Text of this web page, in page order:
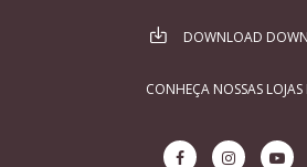
DOWNLOAD
CONHEÇA NOSSAS LOJAS